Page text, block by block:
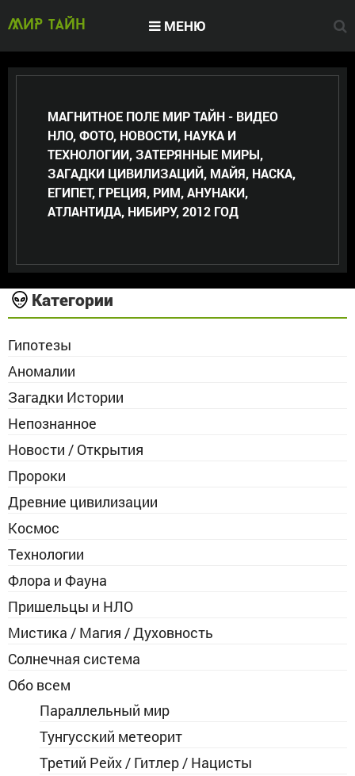
МИР тайн МЕНЮ
МАГНИТНОЕ ПОЛЕ МИР ТАЙН - ВИДЕО
НЛО, ФОТО, НОВОСТИ, НАУКА И
ТЕХНОЛОГИИ, ЗАТЕРЯННЫЕ МИРЫ,
ЗАГАДКИ ЦИВИЛИЗАЦИЙ, МАЙЯ, НАСКА,
ЕГИПЕТ, ГРЕЦИЯ, РИМ, АНУНАКИ,
АТЛАНТИДА, НИБИРУ, 2012 ГОД
Категории
Гипотезы
Аномалии
Загадки Истории
Непознанное
Новости / Открытия
Пророки
Древние цивилизации
Космос
Технологии
Флора и Фауна
Пришельцы и НЛО
Мистика / Магия / Духовность
Солнечная система
Обо всем
Параллельный мир
Тунгусский метеорит
Третий Рейх / Гитлер / Нацисты